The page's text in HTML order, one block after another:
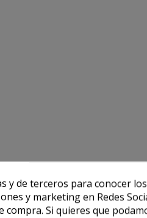
y de terceros para conocer
y marketing en Redes
compra. Si quieres que